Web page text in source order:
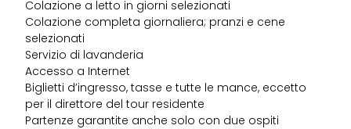
Colazione a letto in giorni selezionati
Colazione completa giornaliera; pranzi e cene
selezionati
Servizio di lavanderia
Accesso a Internet
Biglietti d’ingresso, tasse e tutte le mance, eccetto
per il direttore del tour residente
Partenze garantite anche solo con due ospiti